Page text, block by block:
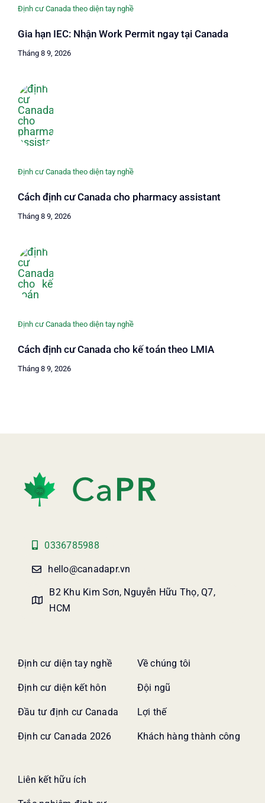
Định cư Canada theo diện tay nghề
Gia hạn IEC: Nhận Work Permit ngay tại Canada
Tháng 8 9, 2026
Định cư Canada theo diện tay nghề
Cách định cư Canada cho pharmacy assistant
Tháng 8 9, 2026
Định cư Canada theo diện tay nghề
Cách định cư Canada cho kế toán theo LMIA
Tháng 8 9, 2026
0336785988
hello@canadapr.vn
B2 Khu Kim Sơn, Nguyễn Hữu Thọ, Q7,
HCM
Định cư diện tay nghề
Định cư diện kết hôn
Đầu tư định cư Canada
Định cư Canada 2026
Về chúng tôi
Đội ngũ
Lợi thế
Khách hàng thành công
Liên kết hữu ích